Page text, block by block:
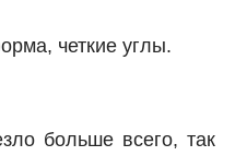
четкие углы.
больше всего, так